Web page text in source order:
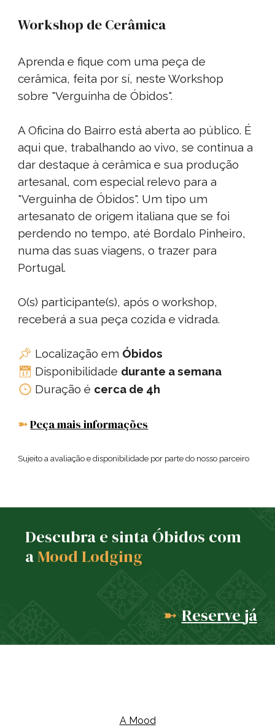
Workshop de Cerâmica
Aprenda e fique com uma peça de
cerâmica, feita por sí, neste Workshop
sobre "Verguinha de Óbidos".
A Oficina do Bairro está aberta ao público. É
aqui que, trabalhando ao vivo, se continua a
dar destaque à cerâmica e sua produção
artesanal, com especial relevo para a
"Verguinha de Óbidos". Um tipo um
artesanato de origem italiana que se foi
perdendo no tempo, até Bordalo Pinheiro,
numa das suas viagens, o trazer para
Portugal.
O(s) participante(s), após o workshop,
receberá a sua peça cozida e vidrada.
📌 Localização em Óbidos
📅 Disponibilidade durante a semana
🕒 Duração é cerca de 4h
➼ Peça mais informações
Sujeito a avaliação e disponibilidade por parte do nosso parceiro
Descubra e sinta Óbidos com
aMood Lodging
➼ Reserve já
A Mood